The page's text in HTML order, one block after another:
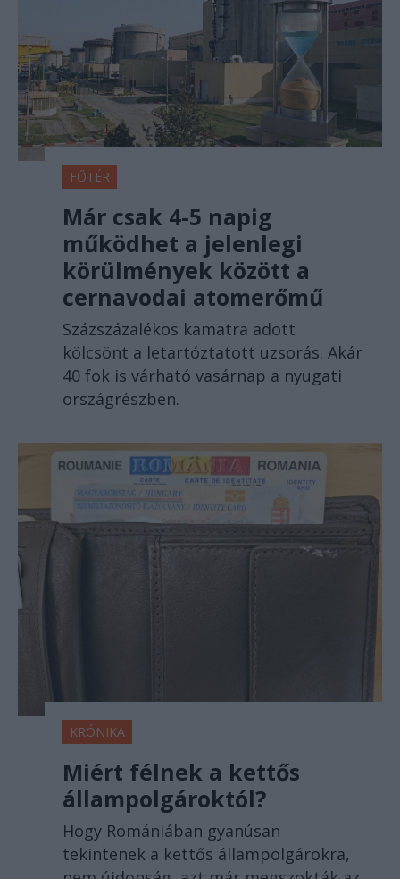
FŐTÉR
Már csak 4-5 napig
működhet a jelenlegi
körülmények között a
cernavodai atomerőmű
Százszázalékos kamatra adott
kölcsönt a letartóztatott uzsorás. Akár
40 fok is várható vasárnap a nyugati
országrészben.
KRÓNIKA
Miért félnek a kettős
állampolgároktól?
Hogy Romániában gyanúsan
tekintenek a kettős állampolgárokra,